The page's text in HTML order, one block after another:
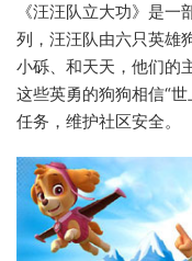
《汪汪队立大功》是
列，汪汪队由六只英雄
小砾、和天天，他们的
这些英勇的狗狗相信“
任务，维护社区安全。